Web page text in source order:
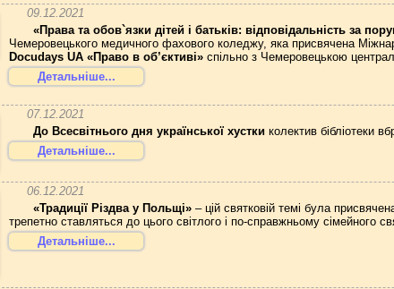
09.12.2021
«Права та обов`язки дітей і батьків: відповідальність за
Чемеровецького медичного фахового коледжу, яка присвячена
Docudays UA «Право в об’єктиві» спільно з Чемеровецькою
Детальніше...
07.12.2021
До Всесвітнього дня української хусткиколектив бібліотеки
Детальніше...
06.12.2021
«Традиції Різдва у Польщі»– цій святковій темі була
трепетно ставляться до цього світлого і по-справжньому сімейного
Детальніше...